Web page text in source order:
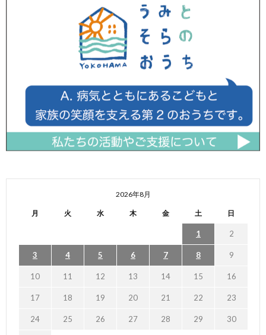
2026年8月
月 火 水 木 金 土 日
1 2
3 4 5 6 7 8 9
10 11 12 13 14 15 16
17 18 19 20 21 22 23
24 25 26 27 28 29 30